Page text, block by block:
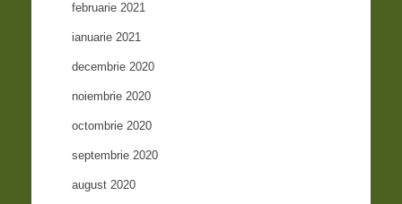
februarie 2021
ianuarie 2021
decembrie 2020
noiembrie 2020
octombrie 2020
septembrie 2020
august 2020